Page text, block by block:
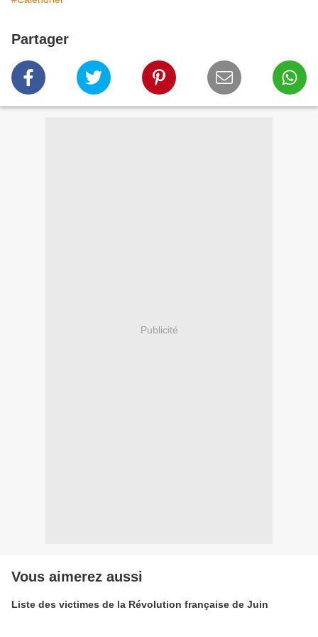
Partager
Publicité
Vous aimerez aussi
Liste des victimes de la Révolution française de Juin